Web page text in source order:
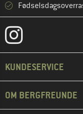
KUNDESERVICE
OM BERGFREUNDE